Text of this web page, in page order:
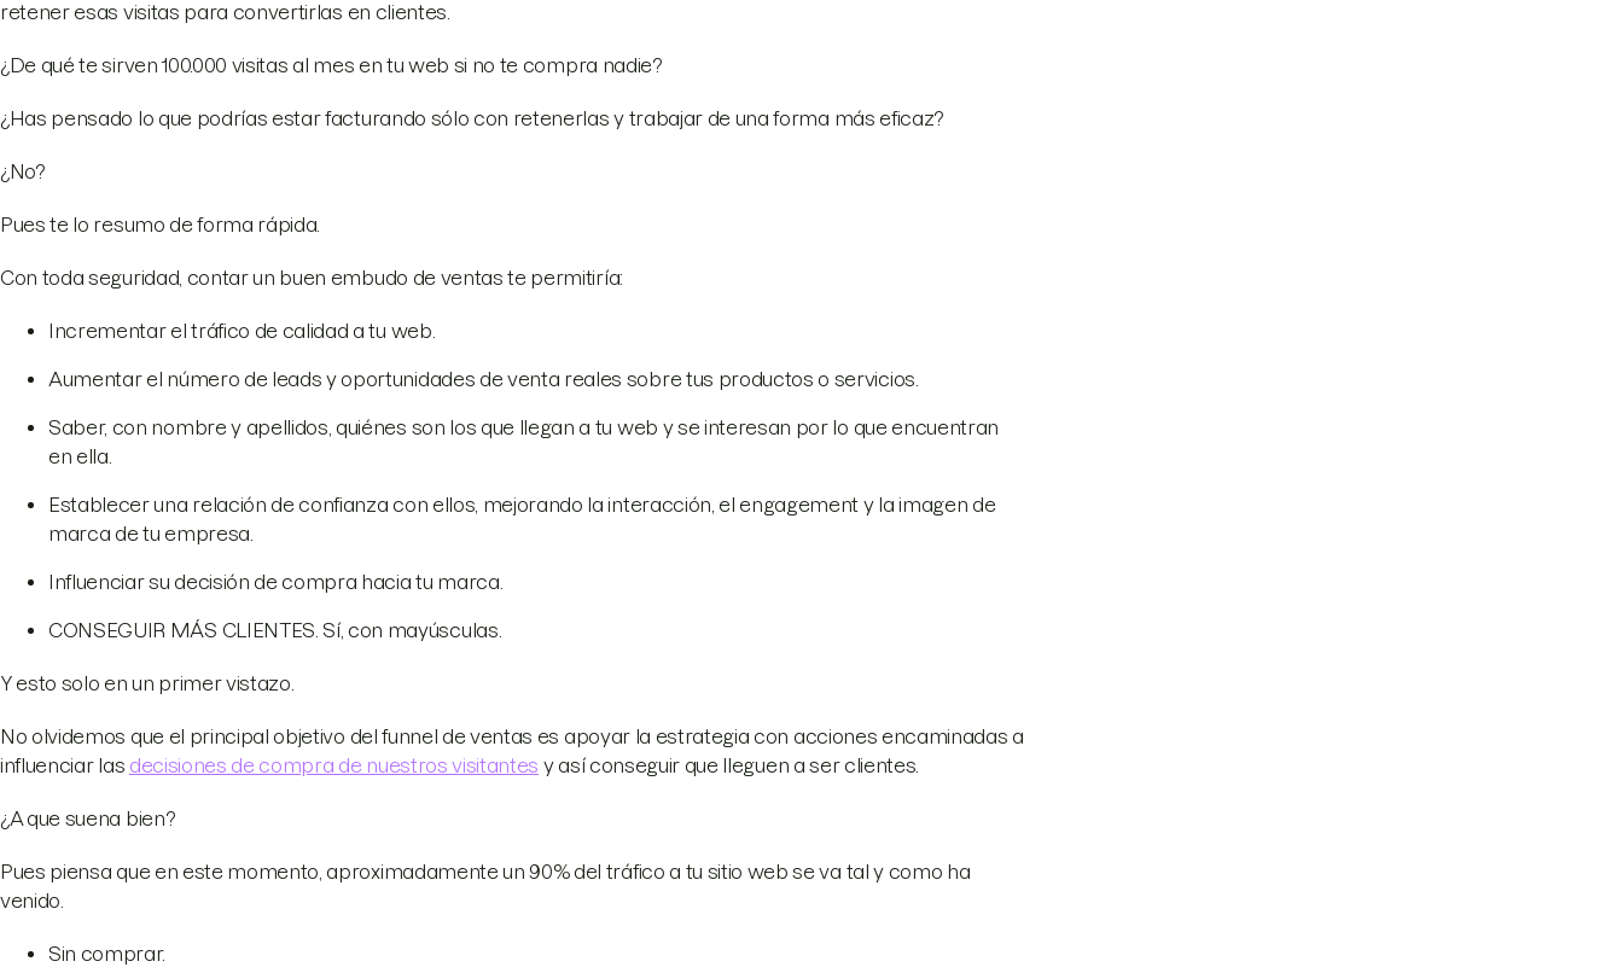
retener esas visitas para convertirlas en clientes.
¿De qué te sirven 100.000 visitas al mes en tu web si no te compra nadie?
¿Has pensado lo que podrías estar facturando sólo con retenerlas y trabajar de una forma más eficaz?
¿No?
Pues te lo resumo de forma rápida.
Con toda seguridad, contar un buen embudo de ventas te permitiría:
Incrementar el tráfico de calidad a tu web.
Aumentar el número de leads y oportunidades de venta reales sobre tus productos o servicios.
Saber, con nombre y apellidos, quiénes son los que llegan a tu web y se interesan por lo que encuentran
en ella.
Establecer una relación de confianza con ellos, mejorando la interacción, el engagement y la imagen de
marca de tu empresa.
Influenciar su decisión de compra hacia tu marca.
CONSEGUIR MÁS CLIENTES. Sí, con mayúsculas.
Y esto solo en un primer vistazo.
No olvidemos que el principal objetivo del funnel de ventas es apoyar la estrategia con acciones encaminadas a
influenciar las decisiones de compra de nuestros visitantes y así conseguir que lleguen a ser clientes.
¿A que suena bien?
Pues piensa que en este momento, aproximadamente un 90% del tráfico a tu sitio web se va tal y como ha
venido.
Sin comprar.